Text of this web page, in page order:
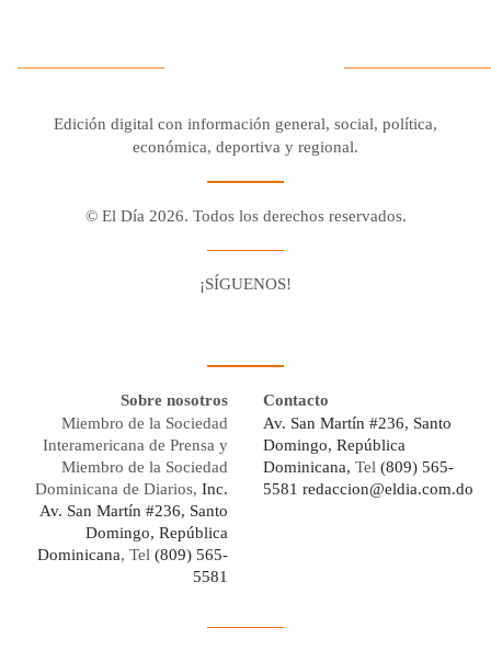
Edición digital con información general, social, política,
económica, deportiva y regional.
© El Día 2026. Todos los derechos reservados.
¡SÍGUENOS!
Sobre nosotros
Miembro de la Sociedad
Interamericana de Prensa y
Miembro de la Sociedad
Dominicana de Diarios, Inc.
Av. San Martín #236, Santo
Domingo, República
Dominicana, Tel (809) 565-
5581
Contacto
Av. San Martín #236, Santo
Domingo, República
Dominicana, Tel (809) 565-
5581 redaccion@eldia.com.do